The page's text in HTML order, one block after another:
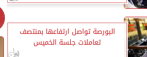
البورصة تواصل ارتفاعها بمنتصف
تعاملات جلسة الخميس